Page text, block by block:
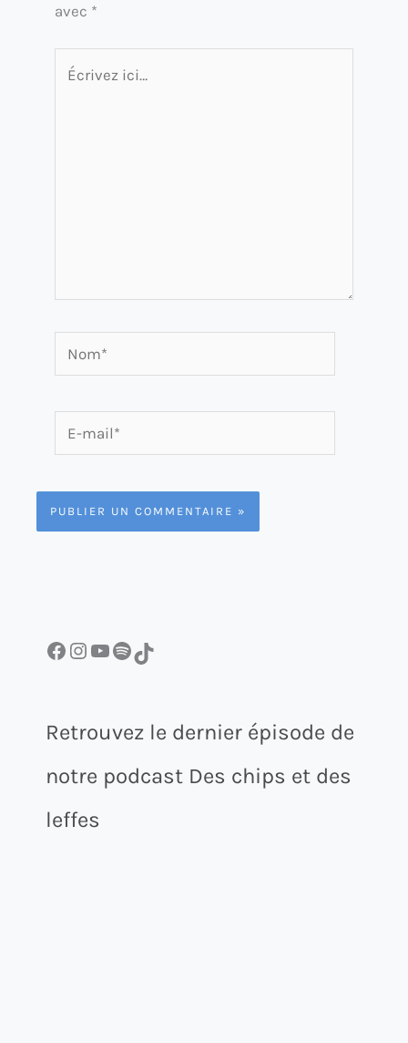
avec *
Écrivez
Nom*
mail*
Facebook InstagramYouTube Spotify TikTok
Retrouvez le dernier épisode de
notre podcast Des chips et des
leffes